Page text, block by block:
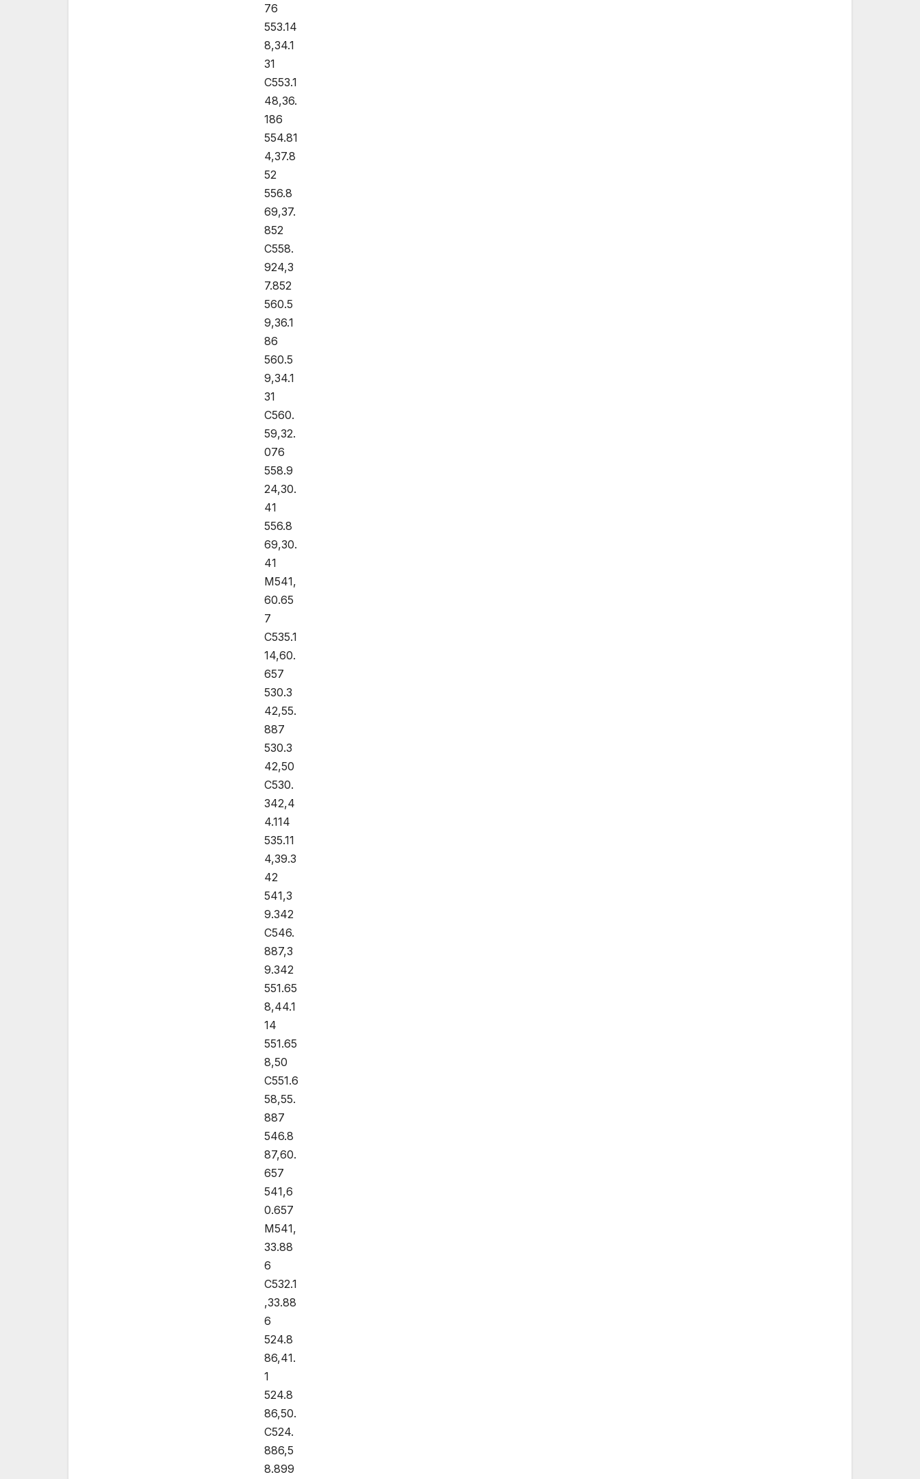
76
553.14
8,34.1
31
C553.1
48,36.
186
554.81
4,37.8
52
556.8
69,37.
852
C558.
924,3
7.852
560.5
9,36.1
86
560.5
9,34.1
31
C560.
59,32.
076
558.9
24,30.
41
556.8
69,30.
41
M541,
60.65
7
C535.1
14,60.
657
530.3
42,55.
887
530.3
42,50
C530.
342,4
4.114
535.11
4,39.3
42
541,3
9.342
C546.
887,3
9.342
551.65
8,44.1
14
551.65
8,50
C551.6
58,55.
887
546.8
87,60.
657
541,6
0.657
M541,
33.88
6
C532.1
,33.88
6
524.8
86,41.
1
524.8
86,50.
C524.
886,5
8.899